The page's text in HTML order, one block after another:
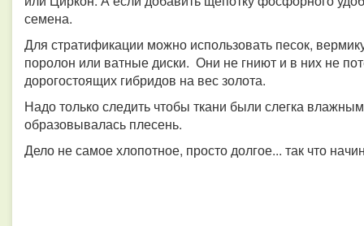
семена.
Для стратификации можно использовать песок,
поролон или ватные диски. Они не гниют и в них не
дорогостоящих гибридов на вес золота.
Надо только следить чтобы ткани были слегка
образовывалась плесень.
Дело не самое хлопотное, просто долгое... так что